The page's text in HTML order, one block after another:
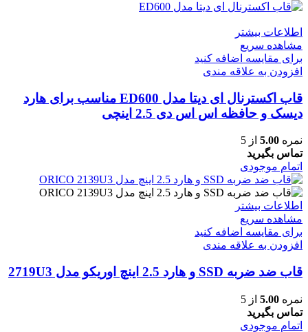
اطلاعات بیشتر
مشاهده سریع
برای مقایسه اضافه کنید
افزودن به علاقه مندی
قاب اکسترنال ای دیتا مدل ED600 مناسب برای هارد
دیسک و حافظه اس اس دی 2.5 اینچی
نمره 5.00 از 5
تماس بگیرید
اتمام موجودی
اطلاعات بیشتر
مشاهده سریع
برای مقایسه اضافه کنید
افزودن به علاقه مندی
قاب ضد ضربه SSD و هارد 2.5 اینچ اوریکو مدل 2719U3
نمره 5.00 از 5
تماس بگیرید
اتمام موجودی